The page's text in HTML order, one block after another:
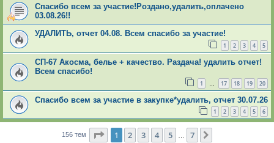
Спасибо всем за участие!Роздано,удалить,оплачено
03.08.26!!
УДАЛИТЬ, отчет 04.08. Всем спасибо за участие!
1 2 3 4 5
СП-67 Акосма, белье + качество. Раздача! удалить отчет!
Всем спасибо!
1 … 17 18 19 20
Спасибо всем за участие в закупке*удалить, отчет 30.07.26
1 2 3 4 5 6
156 тем Страница из
1 2 3 4 5 7